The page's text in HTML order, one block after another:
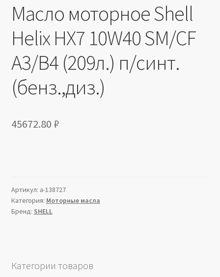
Масло моторное Shell
Helix HX7 10W40 SM/CF
A3/B4 (209л.) п/синт.
(бенз.,диз.)
45672.80 ₽
Артикул: a-138727
Категория: Моторные масла
Бренд: SHELL
Категории товаров